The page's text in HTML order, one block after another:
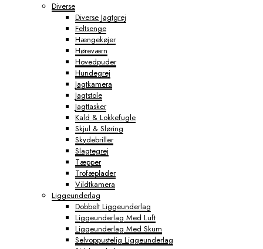
Diverse
Diverse Jagtgrej
Feltsenge
Hængekøjer
Høreværn
Hovedpuder
Hundegrej
Jagtkamera
Jagtstole
Jagttasker
Kald & Lokkefugle
Skjul & Sløring
Skydebriller
Slagtegrej
Tæpper
Trofæplader
Vildtkamera
Liggeunderlag
Dobbelt Liggeunderlag
Liggeunderlag Med Luft
Liggeunderlag Med Skum
Selvoppustelig Liggeunderlag